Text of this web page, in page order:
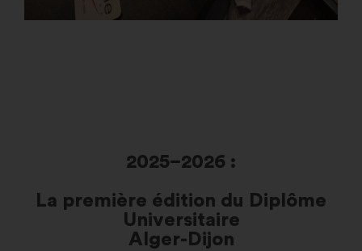
2025–2026 :
La première édition du Diplôme
Universitaire
Alger-Dijon